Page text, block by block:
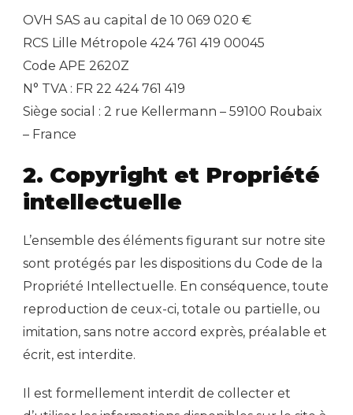
OVH SAS au capital de 10 069 020 €
RCS Lille Métropole 424 761 419 00045
Code APE 2620Z
N° TVA : FR 22 424 761 419
Siège social : 2 rue Kellermann – 59100 Roubaix
– France
2. Copyright et Propriété
intellectuelle
L’ensemble des éléments figurant sur notre site
sont protégés par les dispositions du Code de la
Propriété Intellectuelle. En conséquence, toute
reproduction de ceux-ci, totale ou partielle, ou
imitation, sans notre accord exprès, préalable et
écrit, est interdite.
Il est formellement interdit de collecter et